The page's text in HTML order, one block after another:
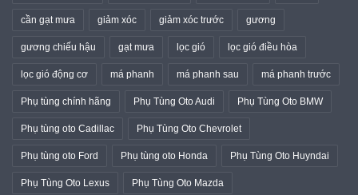
cần gạt mưa giảm xóc giảm xóc trước gương
gương chiếu hậu gạt mưa lọc gió lọc gió điều hòa
lọc gió động cơ má phanh má phanh sau má phanh trước
Phụ tùng chính hãng Phụ Tùng Oto Audi Phụ Tùng Oto BMW
Phụ tùng oto Cadillac Phụ Tùng Oto Chevrolet
Phụ tùng oto Ford Phụ tùng oto Honda Phụ Tùng Oto Huyndai
Phụ Tùng Oto Lexus Phụ Tùng Oto Mazda